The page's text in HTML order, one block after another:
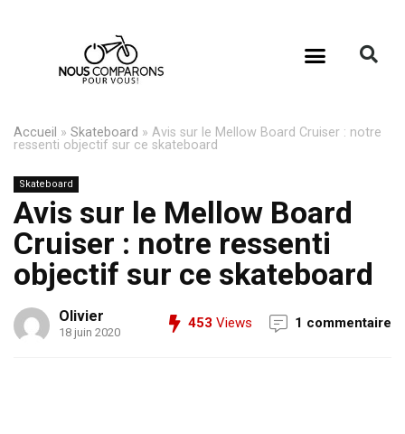
Accueil » Skateboard » Avis sur le Mellow Board Cruiser : notre
ressenti objectif sur ce skateboard
Skateboard
Avis sur le Mellow Board
Cruiser : notre ressenti
objectif sur ce skateboard
Olivier
18 juin 2020
453 Views 1 commentaire